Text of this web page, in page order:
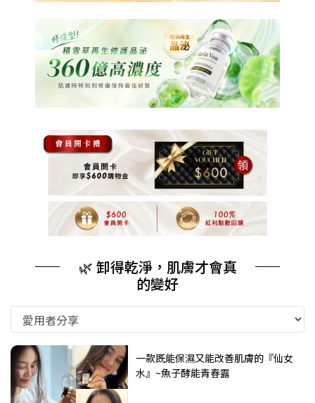
🌿 卸得乾淨，肌膚才會真
的變好
一款既能保濕又能改善肌膚的『仙女
水』~魚子酵能青春露